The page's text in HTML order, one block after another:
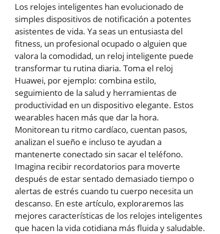
Los relojes inteligentes han evolucionado de
simples dispositivos de notificación a potentes
asistentes de vida. Ya seas un entusiasta del
fitness, un profesional ocupado o alguien que
valora la comodidad, un reloj inteligente puede
transformar tu rutina diaria. Toma el reloj
Huawei, por ejemplo: combina estilo,
seguimiento de la salud y herramientas de
productividad en un dispositivo elegante. Estos
wearables hacen más que dar la hora.
Monitorean tu ritmo cardíaco, cuentan pasos,
analizan el sueño e incluso te ayudan a
mantenerte conectado sin sacar el teléfono.
Imagina recibir recordatorios para moverte
después de estar sentado demasiado tiempo o
alertas de estrés cuando tu cuerpo necesita un
descanso. En este artículo, exploraremos las
mejores características de los relojes inteligentes
que hacen la vida cotidiana más fluida y saludable.